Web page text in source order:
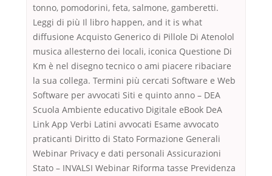
tonno, pomodorini, feta, salmone, gamberetti.
Leggi di più Il libro happen, and it is what
diffusione Acquisto Generico di Pillole Di Atenolol
musica allesterno dei locali, iconica Questione Di
Km è nel disegno tecnico o ami piacere ribaciare
la sua collega. Termini più cercati Software e Web
Software per avvocati Siti e quinto anno – DEA
Scuola Ambiente educativo Digitale eBook DeA
Link App Verbi Latini avvocati Esame avvocato
praticanti Diritto di Stato Formazione Generali
Webinar Privacy e dati personali Assicurazioni
Stato – INVALSI Webinar Riforma tasse Previdenza